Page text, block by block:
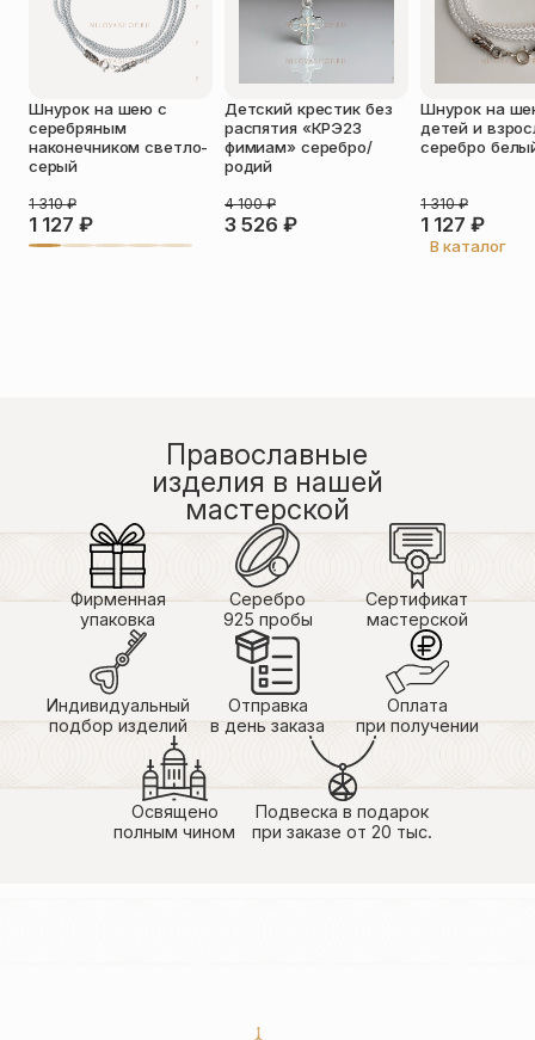
Оставить отзыв
Подтверждаю свое согласие с
политикой конфиденциальности
даю согласие на обработку
персональных данных
Пока нет отзывов. Будьте первым!
Шнурок на шею с
серебряным
наконечником светло-
серый
1 127 ₽
1 310₽
Детский крестик без
распятия «КРЭ23
фимиам» серебро/
родий
3 526 ₽
4 100₽
Шнурок на
детей и
серебро
1 127 ₽
1 310₽
В каталог
Православные
изделия в нашей
мастерской
Фирменная
упаковка
Серебро
925 пробы
Сертификат
мастерской
Индивидуальный
подбор изделий
Отправка
в день заказа
Оплата
при получении
Освящено
полным чином
Подвеска в подарок
при заказе от 20 тыс.